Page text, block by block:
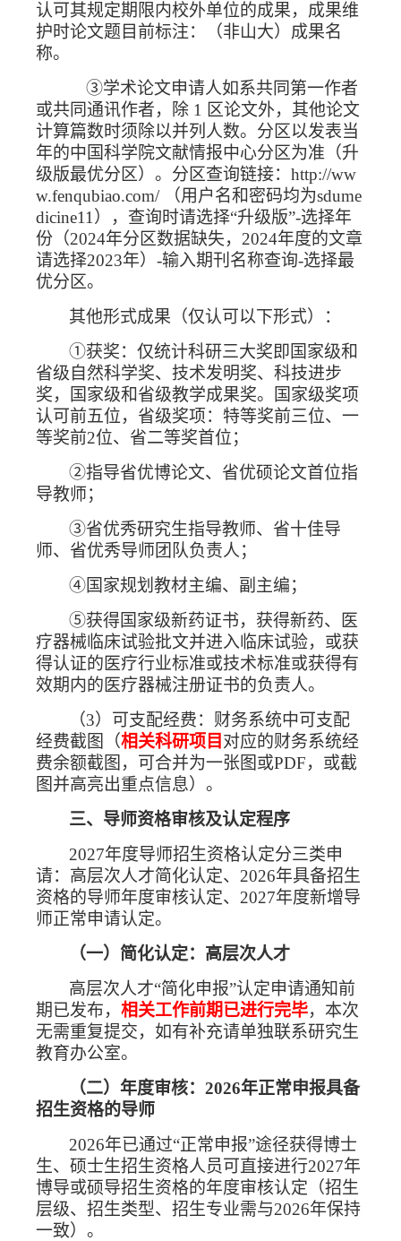
认可其规定期限内校外单位的成果，成果维
护时论文题目前标注：（非山大）成果名
称。
③学术论文申请人如系共同第一作者
或共同通讯作者，除 1
区论文外，其他论文
计算篇数时须除以并列人数。分区以发表当
年的中国科学院文献情报中心分区为准（升
级版最优分区）。分区查询链接： http://ww
w.fenqubiao.com/
（用户名和密码均为sdume
dicine11 ），查询时请选择“升级版”-选择年
份（2024年分区数据缺失， 2024年度的文章
请选择2023年） -输入期刊名称查询-选择最
优分区。
其他形式成果（仅认可以下形式）：
①获奖：仅统计科研三大奖即国家级和
省级自然科学奖、技术发明奖、科技进步
奖，国家级和省级教学成果奖。国家级奖项
认可前五位，省级奖项：特等奖前三位、一
等奖前2位、省二等奖首位；
②指导省优博论文、省优硕论文首位指
导教师；
③省优秀研究生指导教师、省十佳导
师、省优秀导师团队负责人；
④国家规划教材主编、副主编；
⑤获得国家级新药证书，获得新药、医
疗器械临床试验批文并进入临床试验，或获
得认证的医疗行业标准或技术标准或获得有
效期内的医疗器械注册证书的负责人。
（3）可支配经费：财务系统中可支配
经费截图（相关科研项目 对应的财务系统经
费余额截图，可合并为一张图或PDF，或截
图并高亮出重点信息）。
三、导师资格审核及认定程序
2027年度导师招生资格认定分三类申
请：高层次人才简化认定、 2026年具备招生
资格的导师年度审核认定、 2027年度新增导
师正常申请认定。
（一）简化认定：高层次人才
高层次人才“简化申报”认定申请通知前
期已发布， 相关工作前期已进行完毕，本次
无需重复提交，如有补充请单独联系研究生
教育办公室。
（二）年度审核： 2026年正常申报具备
招生资格的导师
2026年已通过“正常申报”途径获得博士
生、硕士生招生资格人员可直接进行2027年
博导或硕导招生资格的年度审核认定（招生
层级、招生类型、招生专业需与2026年保持
一致）。